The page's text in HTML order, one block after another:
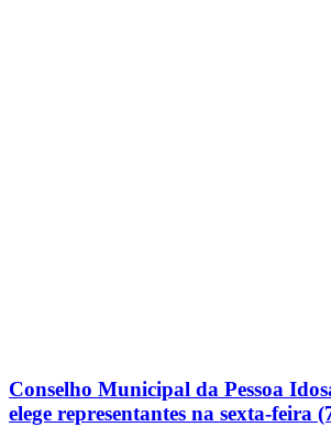
Conselho Municipal da Pessoa
elege representantes na sexta-feira